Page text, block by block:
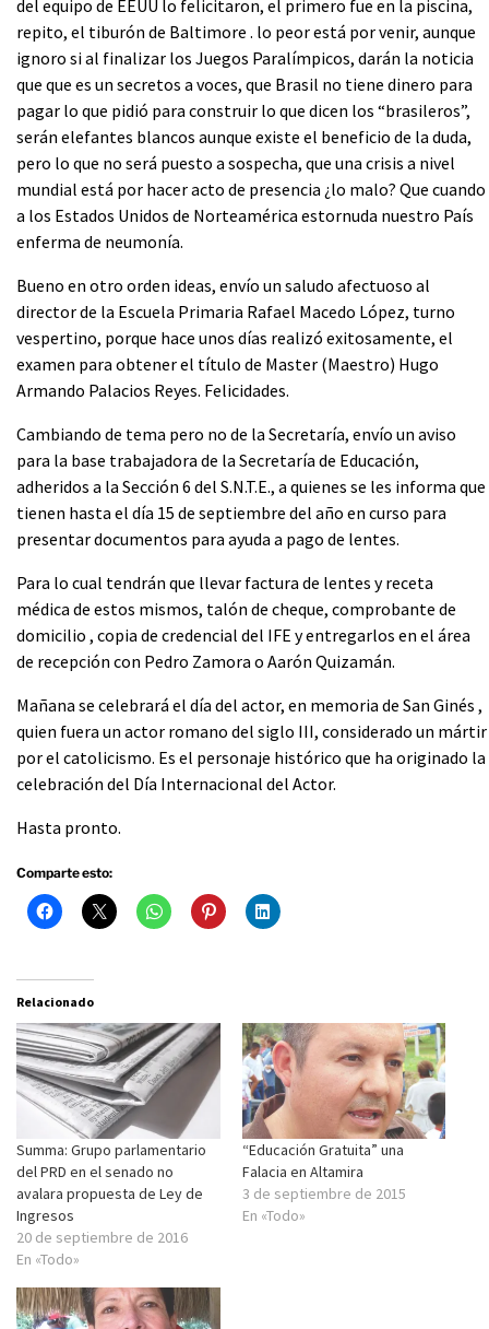
del equipo de EEUU lo felicitaron, el primero fue en la piscina,
repito, el tiburón de Baltimore . lo peor está por venir, aunque
ignoro si al finalizar los Juegos Paralímpicos, darán la noticia
que que es un secretos a voces, que Brasil no tiene dinero para
pagar lo que pidió para construir lo que dicen los “brasileros”,
serán elefantes blancos aunque existe el beneficio de la duda,
pero lo que no será puesto a sospecha, que una crisis a nivel
mundial está por hacer acto de presencia ¿lo malo? Que cuando
a los Estados Unidos de Norteamérica estornuda nuestro País
enferma de neumonía.
Bueno en otro orden ideas, envío un saludo afectuoso al
director de la Escuela Primaria Rafael Macedo López, turno
vespertino, porque hace unos días realizó exitosamente, el
examen para obtener el título de Master (Maestro) Hugo
Armando Palacios Reyes. Felicidades.
Cambiando de tema pero no de la Secretaría, envío un aviso
para la base trabajadora de la Secretaría de Educación,
adheridos a la Sección 6 del S.N.T.E., a quienes se les informa que
tienen hasta el día 15 de septiembre del año en curso para
presentar documentos para ayuda a pago de lentes.
Para lo cual tendrán que llevar factura de lentes y receta
médica de estos mismos, talón de cheque, comprobante de
domicilio , copia de credencial del IFE y entregarlos en el área
de recepción con Pedro Zamora o Aarón Quizamán.
Mañana se celebrará el día del actor, en memoria de San Ginés ,
quien fuera un actor romano del siglo III, considerado un mártir
por el catolicismo. Es el personaje histórico que ha originado la
celebración del Día Internacional del Actor.
Hasta pronto.
Comparte esto:
Relacionado
Summa: Grupo parlamentario
del PRD en el senado no
avalara propuesta de Ley de
Ingresos
20 de septiembre de 2016
En «Todo»
“Educación Gratuita” una
Falacia en Altamira
3 de septiembre de 2015
En «Todo»